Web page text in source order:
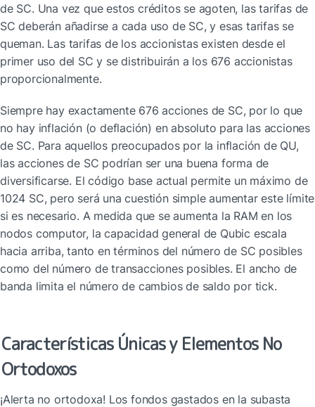
de SC. Una vez que estos créditos se agoten, las tarifas de
SC deberán añadirse a cada uso de SC, y esas tarifas se
queman. Las tarifas de los accionistas existen desde el
primer uso del SC y se distribuirán a los 676 accionistas
proporcionalmente.
Siempre hay exactamente 676 acciones de SC, por lo que
no hay inflación (o deflación) en absoluto para las acciones
de SC. Para aquellos preocupados por la inflación de QU,
las acciones de SC podrían ser una buena forma de
diversificarse. El código base actual permite un máximo de
1024 SC, pero será una cuestión simple aumentar este límite
si es necesario. A medida que se aumenta la RAM en los
nodos computor, la capacidad general de Qubic escala
hacia arriba, tanto en términos del número de SC posibles
como del número de transacciones posibles. El ancho de
banda limita el número de cambios de saldo por tick.
Características Únicas y Elementos No
Ortodoxos
¡Alerta no ortodoxa! Los fondos gastados en la subasta